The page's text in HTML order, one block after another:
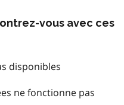
vous avec ces
disponibles
ne fonctionne pas